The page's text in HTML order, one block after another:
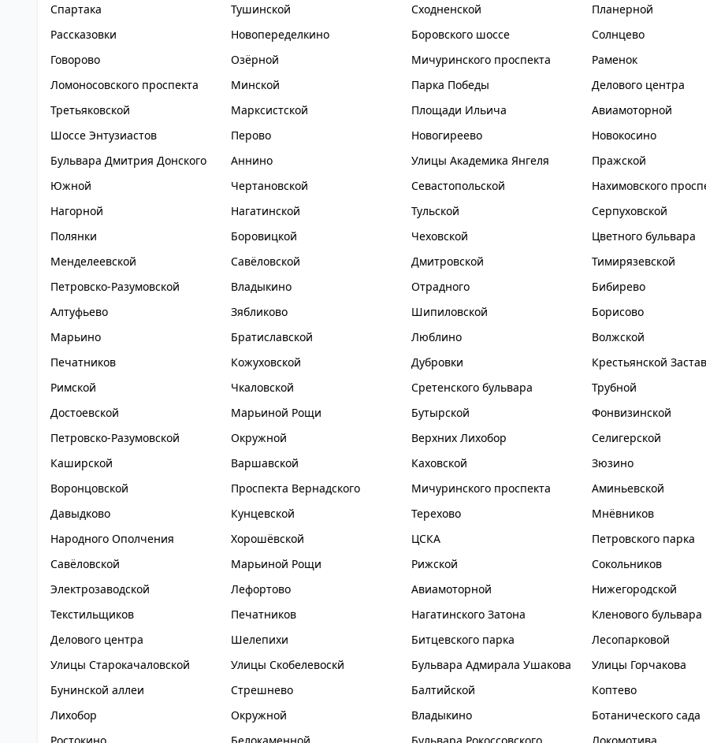
Спартака
Тушинской Сходненской
Планерной
Рассказовки
Новопеределкино Боровского шоссе
Солнцево
Говорово
Озёрной Мичуринского проспекта
Раменок
Ломоносовского проспекта
Минской Парка Победы
Делового центра
Третьяковской
Марксистской Площади Ильича
Авиамоторной
Шоссе Энтузиастов
Перово Новогиреево
Новокосино
Бульвара Дмитрия Донского
Аннино Улицы Академика Янгеля
Пражской
Южной
Чертановской Севастопольской
Нахимовского
Нагорной
Нагатинской Тульской
Серпуховской
Полянки
Боровицкой Чеховской
Цветного бульвара
Менделеевской
Савёловской Дмитровской
Тимирязевской
Петровско-Разумовской
Владыкино Отрадного
Бибирево
Алтуфьево
Зябликово Шипиловской
Борисово
Марьино
Братиславской Люблино
Волжской
Печатников
Кожуховской Дубровки
Крестьянской
Римской
Чкаловской Сретенского бульвара
Трубной
Достоевской
Марьиной Рощи Бутырской
Фонвизинской
Петровско-Разумовской
Окружной Верхних Лихобор
Селигерской
Каширской
Варшавской Каховской
Зюзино
Воронцовской
Проспекта Вернадского Мичуринского проспекта
Аминьевской
Давыдково
Кунцевской Терехово
Мнёвников
Народного Ополчения
Хорошёвской ЦСКА
Петровского парка
Савёловской
Марьиной Рощи Рижской
Сокольников
Электрозаводской
Лефортово Авиамоторной
Нижегородской
Текстильщиков
Печатников Нагатинского Затона
Кленового бульвара
Делового центра
Шелепихи Битцевского парка
Лесопарковой
Улицы Старокачаловской
Улицы Скобелевоскй Бульвара Адмирала Ушакова
Улицы Горчакова
Бунинской аллеи
Стрешнево Балтийской
Коптево
Лихобор
Окружной Владыкино
Ботанического сада
Ростокино
Белокаменной Бульвара Рокоссовского Локомотива